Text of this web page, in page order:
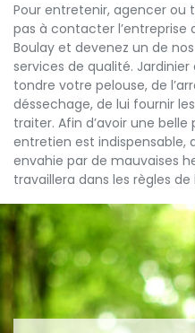
Pour entretenir, agencer ou
pas à contacter l’entreprise
Boulay et devenez un de
services de qualité.
tondre votre pelouse, de
déssechage, de lui fournir
traiter. Afin d’avoir une
entretien est indispensable,
envahie par de mauvaises
travaillera dans les règles